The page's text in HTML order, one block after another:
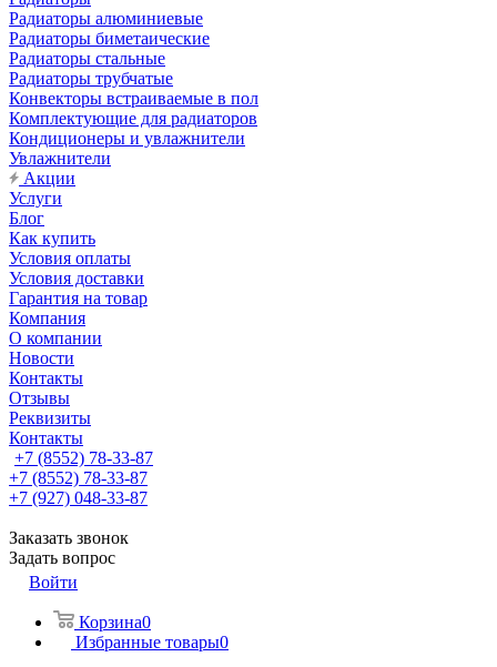
Радиаторы алюминиевые
Радиаторы биметаические
Радиаторы стальные
Радиаторы трубчатые
Конвекторы встраиваемые в пол
Комплектующие для радиаторов
Кондиционеры и увлажнители
Увлажнители
Акции
Услуги
Блог
Как купить
Условия оплаты
Условия доставки
Гарантия на товар
Компания
О компании
Новости
Контакты
Отзывы
Реквизиты
Контакты
+7 (8552) 78-33-87
+7 (8552) 78-33-87
+7 (927) 048-33-87
Заказать звонок
Задать вопрос
Войти
Корзина0
Избранные товары0